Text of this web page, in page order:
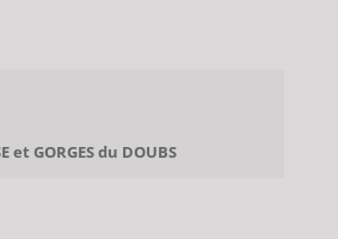
et GORGES du DOUBS